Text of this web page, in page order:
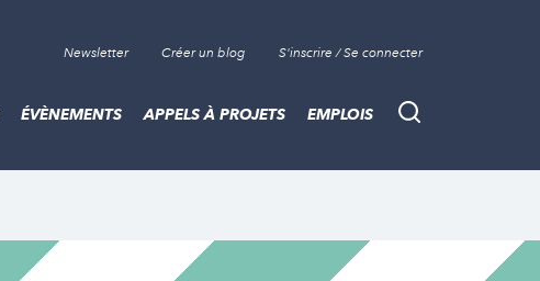
Newsletter Créer un blog S'inscrire / Se connecter
Recherche
ÉVÈNEMENTS APPELS À PROJETS EMPLOIS